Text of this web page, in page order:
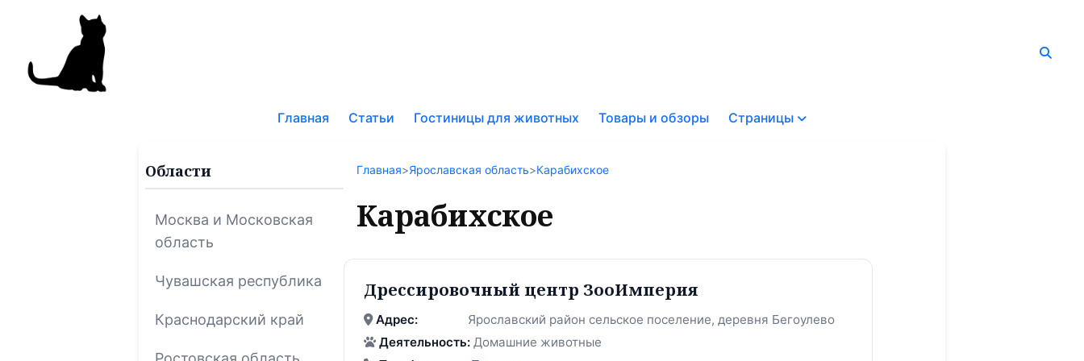
Главная Статьи Гостиницы для животных Товары и обзоры Страницы
по
Области
Москва и Московская
область
Чувашская республика
Краснодарский край
Главная>Ярославская область>Карабихское
Карабихское
Дрессировочный центр ЗооИмперия
Адрес:
Ярославский район сельское поселение, деревня Бегоулево
Деятельность: Домашние животные